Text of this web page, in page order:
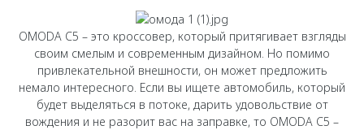
от 2 739 000 ₽*
Cпецпредложения
Прайс-листы
OMODA Лизинг
Кредит и страхование
Поддержка
Помощь на дороге
Гарантия
Дополнительная техническая поддержка
Приложение O&J
Клуб владельцев OMODA
Бренд JAECOO
OMODA C5 – это кроссовер, который притягивает взгляды
своим смелым и современным дизайном. Но помимо
привлекательной внешности, он может предложить
немало интересного. Если вы ищете автомобиль, который
будет выделяться в потоке, дарить удовольствие от
вождения и не разорит вас на заправке, то OMODA C5 –